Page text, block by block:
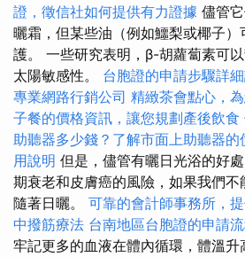
證，徵信社如何提供有力證據 儘管
曬霜，但某些油（例如鱷梨或椰子）
護。 一些研究表明，β-胡蘿蔔素可
太陽敏感性。 台胞證的申請步驟詳
專業網路行銷公司 精緻茶會點心，
子餐的價格資訊，讓您規劃產後飲食
助聽器多少錢？了解市面上助聽器的
用說明 但是，儘管有曬日光浴的好
期衰老和皮膚癌的風險，如果我們
隨著日曬。 可靠的會計師事務所，
中撥筋療法 台南地區台胞證的申請
牢記更多的血液在體內循環，體溫升